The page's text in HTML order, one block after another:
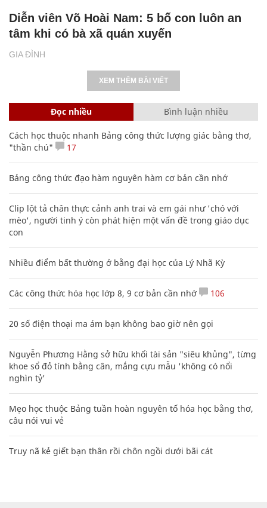
GIA ĐÌNH
Diễn viên Võ Hoài Nam: 5 bố con luôn an
tâm khi có bà xã quán xuyến
XEM THÊM BÀI VIẾT
Đọc nhiều Bình luận nhiều
Cách học thuộc nhanh Bảng công thức lượng giác bằng thơ,
"thần chú"
17
Bảng công thức đạo hàm nguyên hàm cơ bản cần nhớ
Clip lột tả chân thực cảnh anh trai và em gái như 'chó với
mèo', người tinh ý còn phát hiện một vấn đề trong giáo dục
con
Nhiều điểm bất thường ở bằng đại học của Lý Nhã Kỳ
Các công thức hóa học lớp 8, 9 cơ bản cần nhớ 106
20 số điện thoại ma ám bạn không bao giờ nên gọi
Nguyễn Phương Hằng sở hữu khối tài sản "siêu khủng", từng
khoe sổ đỏ tính bằng cân, mắng cựu mẫu 'không có nổi
nghìn tỷ'
Mẹo học thuộc Bảng tuần hoàn nguyên tố hóa học bằng thơ,
câu nói vui vẻ
Truy nã kẻ giết bạn thân rồi chôn ngồi dưới bãi cát